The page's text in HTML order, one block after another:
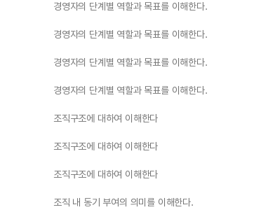
경영자의 단계별 역할과 목표를 이해한다.
경영자의 단계별 역할과 목표를 이해한다.
경영자의 단계별 역할과 목표를 이해한다.
경영자의 단계별 역할과 목표를 이해한다.
조직구조에 대하여 이해한다
조직구조에 대하여 이해한다
조직구조에 대하여 이해한다
조직 내 동기 부여의 의미를 이해한다.